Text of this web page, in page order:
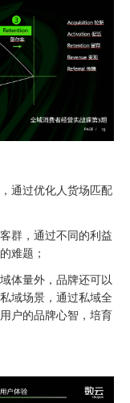
通过优化人货场匹配
群，通过不同的利益
难题；
体量外，品牌还可以
域场景，通过私域全
户的品牌心智，培育